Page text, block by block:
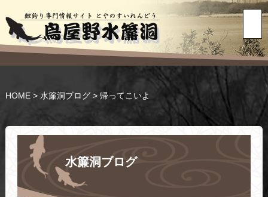
HOME> 水簾洞ブログ> 帰ってこいよ
水簾洞ブログ